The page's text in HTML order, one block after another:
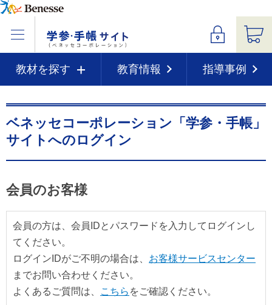
教材を探す 教育情報 指導事例
ベネッセコーポレーション「学参・手帳」
サイトへのログイン
会員のお客様
会員の方は、会員IDとパスワードを入力してログインし
てください。
ログインIDがご不明の場合は、 お客様サービスセンター
までお問い合わせください。
よくあるご質問は、
こちら をご確認ください。